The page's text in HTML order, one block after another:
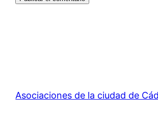
Asociaciones de la ciudad de